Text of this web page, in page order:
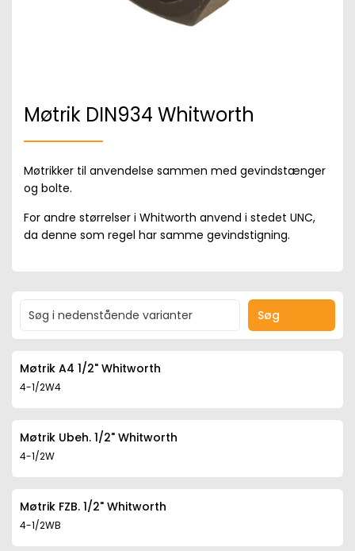
Møtrik DIN934 Whitworth
Møtrikker til anvendelse sammen med gevindstænger
og bolte.
For andre størrelser i Whitworth anvend i stedet UNC,
da denne som regel har samme gevindstigning.
Søg
Møtrik A4 1/2" Whitworth
4-1/2W4
Møtrik Ubeh. 1/2" Whitworth
4-1/2W
Møtrik FZB. 1/2" Whitworth
4-1/2WB